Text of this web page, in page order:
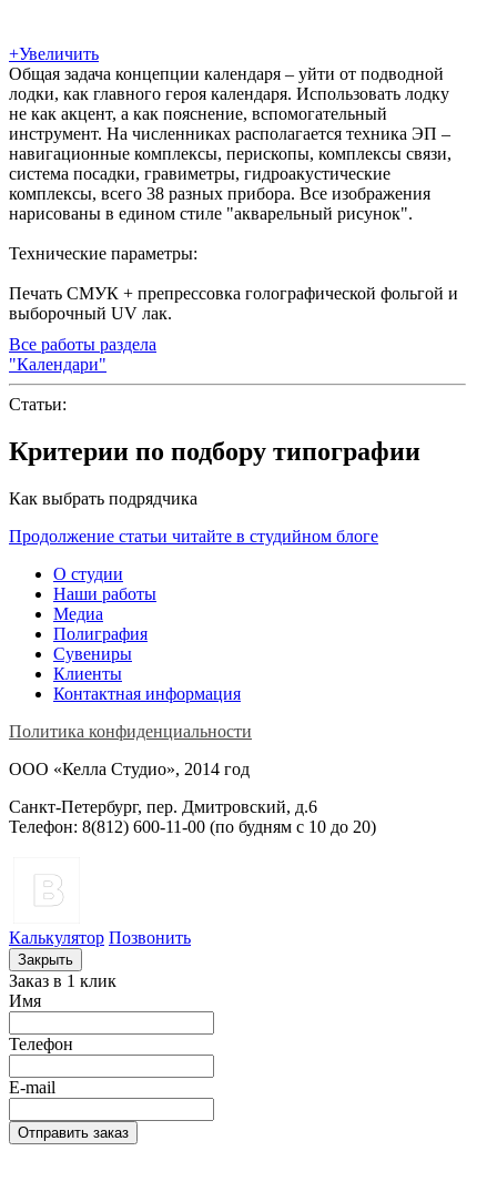
+Увеличить
Общая задача концепции календаря – уйти от подводной
лодки, как главного героя календаря. Использовать лодку
не как акцент, а как пояснение, вспомогательный
инструмент. На численниках располагается техника ЭП –
навигационные комплексы, перископы, комплексы связи,
система посадки, гравиметры, гидроакустические
комплексы, всего 38 разных прибора. Все изображения
нарисованы в едином стиле "акварельный рисунок".
Технические параметры:
Печать СМУК + препрессовка голографической фольгой и
выборочный UV лак.
Все работы раздела
"Календари"
Статьи:
Критерии по подбору типографии
Как выбрать подрядчика
Продолжение статьи читайте в студийном блоге
О студии
Наши работы
Медиа
Полиграфия
Сувениры
Клиенты
Контактная информация
Политика конфиденциальности
ООО «Келла Студио», 2014 год
Санкт-Петербург, пер. Дмитровский, д.6
Телефон: 8(812) 600-11-00 (по будням c 10 до 20)
Калькулятор Позвонить
Закрыть
Заказ в 1 клик
Имя
Телефон
E-mail
Отправить заказ